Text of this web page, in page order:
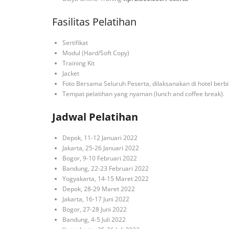
Fasilitas Pelatihan
Sertifikat
Modul (Hard/Soft Copy)
Training Kit
Jacket
Foto Bersama Seluruh Peserta, dilaksanakan di hotel
Tempat pelatihan yang nyaman (lunch and coffee break).
Jadwal Pelatihan
Depok, 11-12 Januari 2022
Jakarta, 25-26 Januari 2022
Bogor, 9-10 Februari 2022
Bandung, 22-23 Februari 2022
Yogyakarta, 14-15 Maret 2022
Depok, 28-29 Maret 2022
Jakarta, 16-17 Juni 2022
Bogor, 27-28 Juni 2022
Bandung, 4-5 Juli 2022